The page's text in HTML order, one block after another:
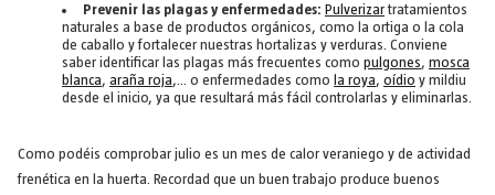
Prevenir las plagas y enfermedades: Pulverizartratamientos
naturales a base de productos orgánicos, como la ortiga o la cola
de caballo y fortalecer nuestras hortalizas y verduras. Conviene
saber identificar las plagas más frecuentes como pulgones, mosca
blanca, araña roja,… o enfermedades como la roya, oídio y mildiu
desde el inicio, ya que resultará más fácil controlarlas y eliminarlas.
Como podéis comprobar julio es un mes de calor veraniego y de actividad
frenética en la huerta. Recordad que un buen trabajo produce buenos